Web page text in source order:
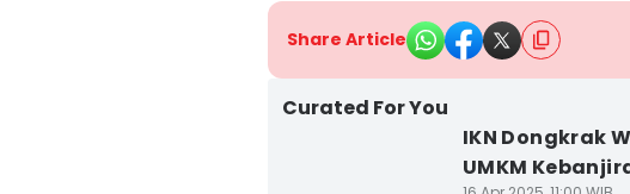
Share Article
Curated For You
IKN Dongkrak
UMKM